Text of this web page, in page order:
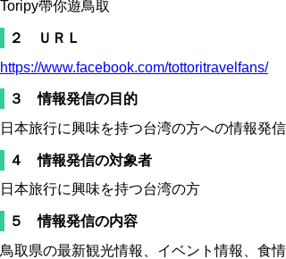
Toripy帶你遊鳥取
２ ＵＲＬ
https://www.facebook.com/tottoritravelfans/
３ 情報発信の目的
日本旅行に興味を持つ台湾の方への情報発信
４ 情報発信の対象者
日本旅行に興味を持つ台湾の方
５ 情報発信の内容
鳥取県の最新観光情報、イベント情報、食情